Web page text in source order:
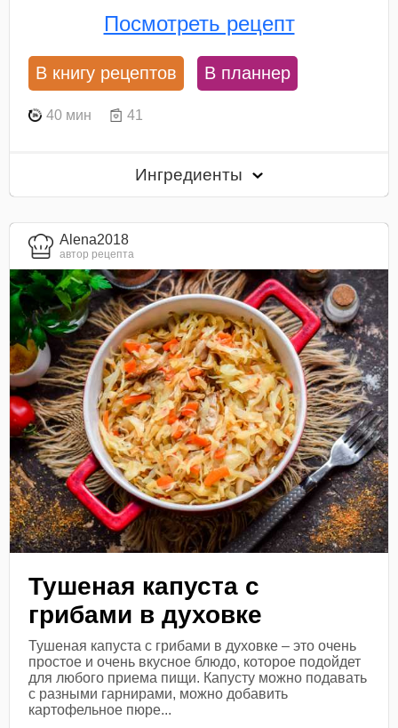
Посмотреть рецепт
В книгу рецептов В планнер
40 мин 41
Ингредиенты
Alena2018
автор рецепта
Тушеная капуста с
грибами в духовке
Тушеная капуста с грибами в духовке – это очень
простое и очень вкусное блюдо, которое подойдет
для любого приема пищи. Капусту можно подавать
с разными гарнирами, можно добавить
картофельное пюре...